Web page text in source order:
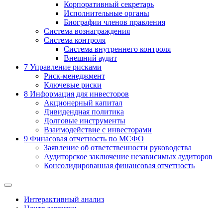
Корпоративный секретарь
Исполнительные органы
Биографии членов правления
Система вознаграждения
Система контроля
Система внутреннего контроля
Внешний аудит
7 Управление рисками
Риск-менеджмент
Ключевые риски
8 Информация для инвесторов
Акционерный капитал
Дивидендная политика
Долговые инструменты
Взаимодействие с инвеcторами
9 Финасовая отчетность по МСФО
Заявление об ответственности руководства
Аудиторское заключение независимых аудиторов
Консолидированная финансовая отчетность
Интерактивный анализ